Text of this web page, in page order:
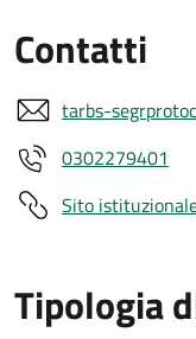
Contatti
tarbs-
0302279401
Sito
Tipologia